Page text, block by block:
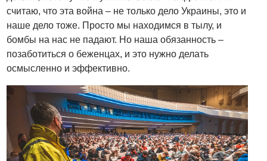
считаю, что эта война – не только дело Украины, это и
наше дело тоже. Просто мы находимся в тылу, и
бомбы на нас не падают. Но наша обязанность –
позаботиться о беженцах, и это нужно делать
осмысленно и эффективно.